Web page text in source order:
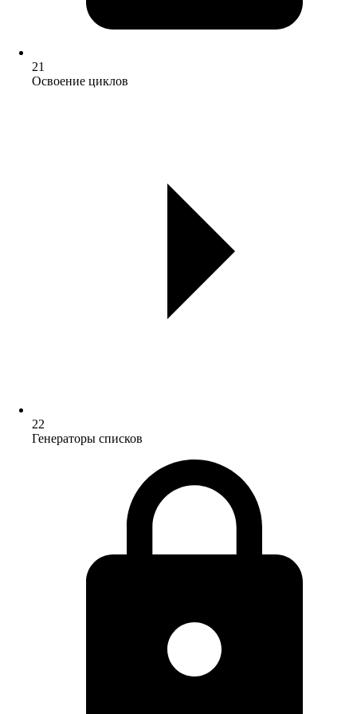
21
Освоение циклов
22
Генераторы списков